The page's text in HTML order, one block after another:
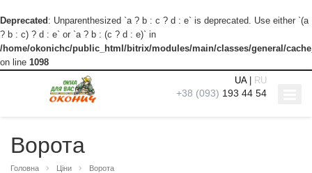
Deprecated : Unparenthesized `a ? b : c ? d : e` is deprecated. Use either `(a
? b : c) ? d : e` or `a ? b : (c ? d : e)` in
/home/okonichc/public_html/bitrix/modules/main/classes/general/
on line 1098
UA| RU
+38 (093) 193 44 54
Ворота
Головна Ціни Ворота